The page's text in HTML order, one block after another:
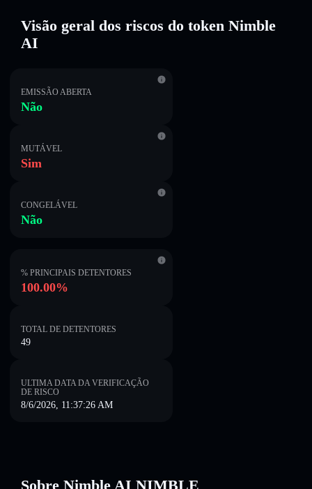
Visão geral dos riscos do token Nimble
AI
EMISSÃO ABERTA
Não
MUTÁVEL
Sim
CONGELÁVEL
Não
% PRINCIPAIS DETENTORES
100.00%
TOTAL DE DETENTORES
49
ULTIMA DATA DA VERIFICAÇÃO
DE RISCO
8/6/2026, 11:37:26 AM
Sobre Nimble AI NIMBLE